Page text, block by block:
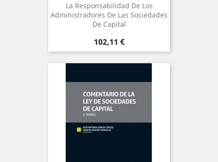
La Responsabilidad De Los
Administradores De Las Sociedades
De Capital
Precio
102,11 €